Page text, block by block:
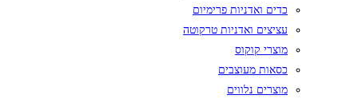
כדים ואדניות פרימיום
עציצים ואדניות טרקוטה
מוצרי קוקוס
כסאות מעוצבים
מוצרים נלווים